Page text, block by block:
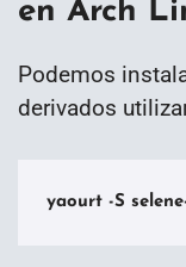
en Arch
Podemos
derivados
yaourt -S